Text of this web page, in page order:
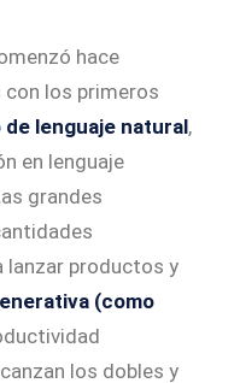
hace
los primeros
lenguaje natural,
en lenguaje
grandes
lanzar productos y
(como
los dobles y